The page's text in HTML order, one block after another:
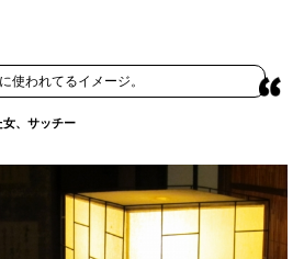
使われてるイメージ。
、サッチー